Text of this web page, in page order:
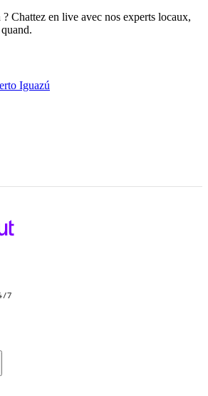
Chattez en live avec nos experts locaux,
Iguazú
7